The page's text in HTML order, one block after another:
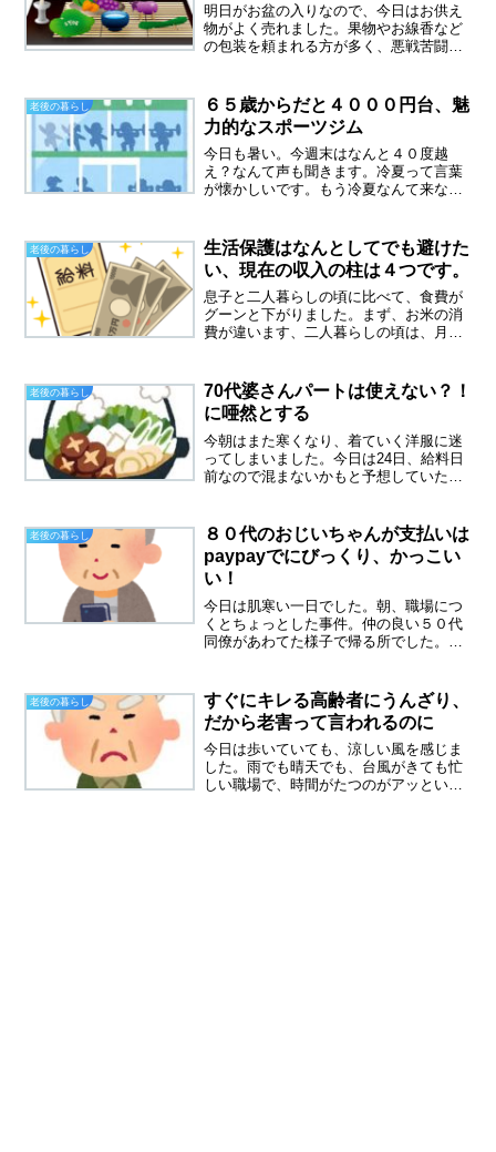
明日がお盆の入りなので、今日はお供え
物がよく売れました。果物やお線香など
の包装を頼まれる方が多く、悪戦苦闘で
うりですが、今年は野菜が高くて、作り
物の野菜が売れていました...
老後の暮らし
６５歳からだと４０００円台、魅
力的なスポーツジム
今日も暑い。今週末はなんと４０度越
え？なんて声も聞きます。冷夏って言葉
が懐かしいです。もう冷夏なんて来ない
に通っている方多いようですね。スポー
ツジム、最高の避暑地なのでは...
老後の暮らし
生活保護はなんとしてでも避けた
い、現在の収入の柱は４つです。
息子と二人暮らしの頃に比べて、食費が
グーンと下がりました。まず、お米の消
費が違います、二人暮らしの頃は、月に
上がりの夏がやってくると、ニュースで
言っていました。もう止ま...
老後の暮らし
70代婆さんパートは使えない？！
に唖然とする
今朝はまた寒くなり、着ていく洋服に迷
ってしまいました。今日は24日、給料日
前なので混まないかもと予想していたの
買い物ディーと決めていたので、冷凍餃
子を食べました。70...
老後の暮らし
８０代のおじいちゃんが支払いは
paypayでにびっくり、かっこい
い！
今日は肌寒い一日でした。朝、職場につ
くとちょっとした事件。仲の良い５０代
同僚があわてた様子で帰る所でした。来
れたのです。私の職場のスーパーでは一
緒に住んでいる家族が濃厚接...
老後の暮らし
すぐにキレる高齢者にうんざり、
だから老害って言われるのに
今日は歩いていても、涼しい風を感じま
した。雨でも晴天でも、台風がきても忙
しい職場で、時間がたつのがアッという